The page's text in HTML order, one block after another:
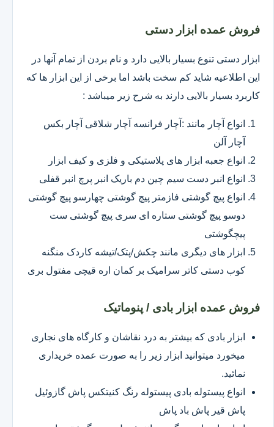
فروش عمده ابزار دستی
ابزار دستی تنوع بسیار بالایی دارد و نام بردن از تمام آنها در
این اطلاعیه شاید کم سخت باشد اما برخی از این ابزار ها که
کاربرد بسیار بالایی دارند به شرح زیر میباشد :
انواع آچار مانند :آچار فرانسه آچار شلاقی آچار بکس
آچار آلن
انواع جعبه ابزار های پلاستیکی و فلزی و کیف ابزار
انواع انبر دست سیم چین دم باریک انبر پرچ انبر قفلی
انواع پیچ گوشتی فازمتر پیچ گوشتی چهارسو پیچ گوشتی
دوسو پیچ گوشتی ستاره ای سری پیچ گوشتی ست
پیچگوشتی
ابزار های دیگری مانند چکش/پتک/تیشه کاردک منگنه
کوب دستی کاتر سرامیک بر کمان اره قیچی مفتول بری
فروش عمده ابزار بادی / پنوماتیک
ابزار بادی که بیشتر به درد نقاشان و کارگاه های نجاری
میخورد میتوانید ابزار زیر را به صورت عمده خریداری
نمائید.
انواع پیستوله بادی پیستوله رنگ کنیتکس پاش گازوئیل
پاش قیر پاش باد پاش